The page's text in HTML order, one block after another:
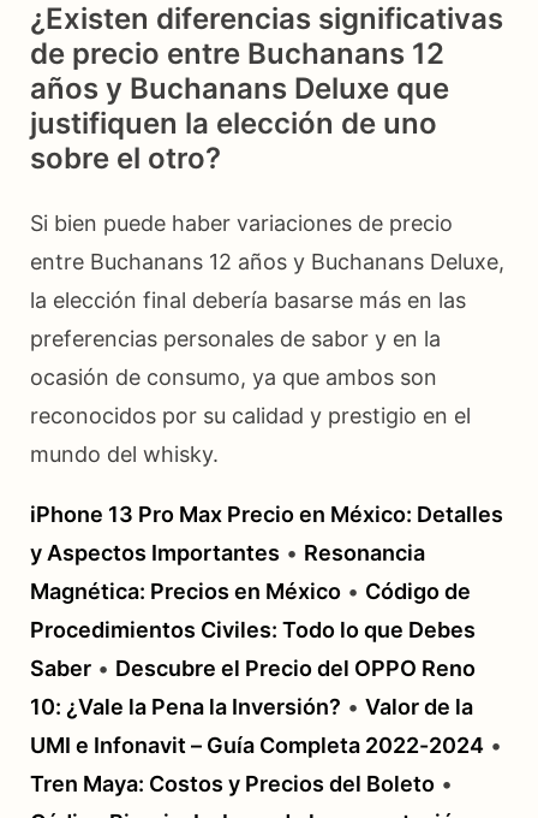
¿Existen diferencias significativas
de precio entre Buchanans 12
años y Buchanans Deluxe que
justifiquen la elección de uno
sobre el otro?
Si bien puede haber variaciones de precio
entre Buchanans 12 años y Buchanans Deluxe,
la elección final debería basarse más en las
preferencias personales de sabor y en la
ocasión de consumo, ya que ambos son
reconocidos por su calidad y prestigio en el
mundo del whisky.
iPhone 13 Pro Max Precio en México: Detalles
y Aspectos Importantes • Resonancia
Magnética: Precios en México • Código de
Procedimientos Civiles: Todo lo que Debes
Saber • Descubre el Precio del OPPO Reno
10: ¿Vale la Pena la Inversión? • Valor de la
UMI e Infonavit – Guía Completa 2022-2024 •
Tren Maya: Costos y Precios del Boleto •